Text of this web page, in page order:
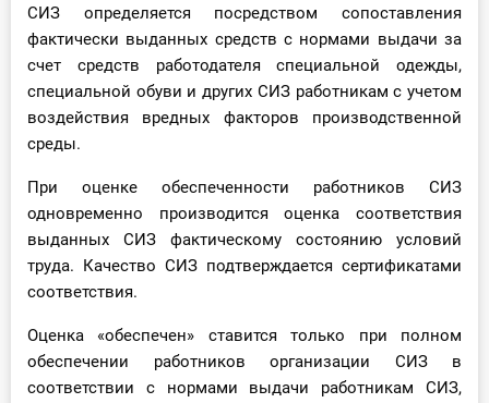
СИЗ определяется посредством сопоставления
фактически выданных средств с нормами выдачи за
счет средств работодателя специальной одежды,
специальной обуви и других СИЗ работникам с учетом
воздействия вредных факторов производственной
среды.
При оценке обеспеченности работников СИЗ
одновременно производится оценка соответствия
выданных СИЗ фактическому состоянию условий
труда. Качество СИЗ подтверждается сертификатами
соответствия.
Оценка «обеспечен» ставится только при полном
обеспечении работников организации СИЗ в
соответствии с нормами выдачи работникам СИЗ,